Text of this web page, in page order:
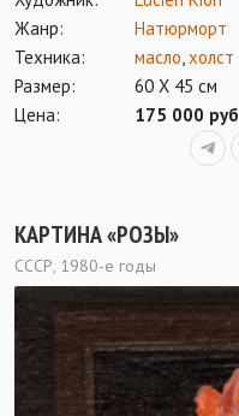
Жанр:
Натюрморт
Техника:
масло холст
Размер:
60 Х 45 см
Цена:
175 000 руб
КАРТИНА «РОЗЫ»
СССР, 1980-е годы